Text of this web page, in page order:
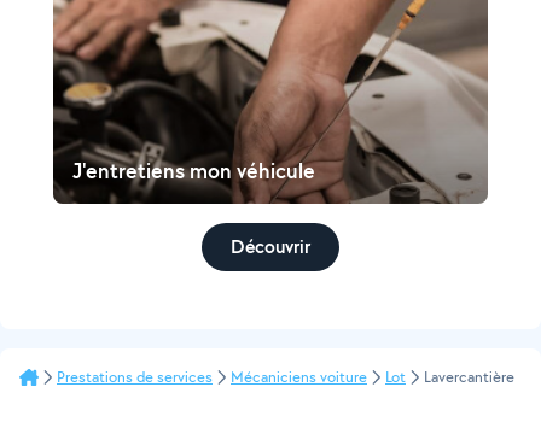
J'entretiens mon véhicule
Découvrir
Prestations de services Mécaniciens voiture Lot Lavercantière